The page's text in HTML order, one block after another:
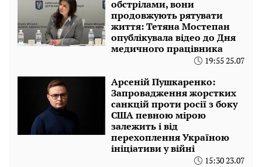
обстрілами, вони
продовжують рятувати
життя: Тетяна Мостепан
опублікувала відео до Дня
медичного працівника
19:55 25.07
Арсеній Пушкаренко:
Запровадження жорстких
санкцій проти росії з боку
США певною мірою
залежить і від
перехоплення Україною
ініціативи у війні
15:30 23.07